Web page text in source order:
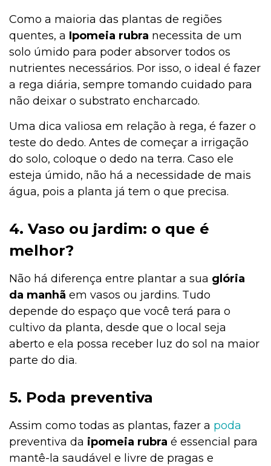
Como a maioria das plantas de regiões
quentes, a Ipomeia rubra necessita de um
solo úmido para poder absorver todos os
nutrientes necessários. Por isso, o ideal é fazer
a rega diária, sempre tomando cuidado para
não deixar o substrato encharcado.
Uma dica valiosa em relação à rega, é fazer o
teste do dedo. Antes de começar a irrigação
do solo, coloque o dedo na terra. Caso ele
esteja úmido, não há a necessidade de mais
água, pois a planta já tem o que precisa.
4. Vaso ou jardim: o que é
melhor?
Não há diferença entre plantar a sua glória
da manhã em vasos ou jardins. Tudo
depende do espaço que você terá para o
cultivo da planta, desde que o local seja
aberto e ela possa receber luz do sol na maior
parte do dia.
5. Poda preventiva
Assim como todas as plantas, fazer a poda
preventiva da ipomeia rubra é essencial para
mantê-la saudável e livre de pragas e